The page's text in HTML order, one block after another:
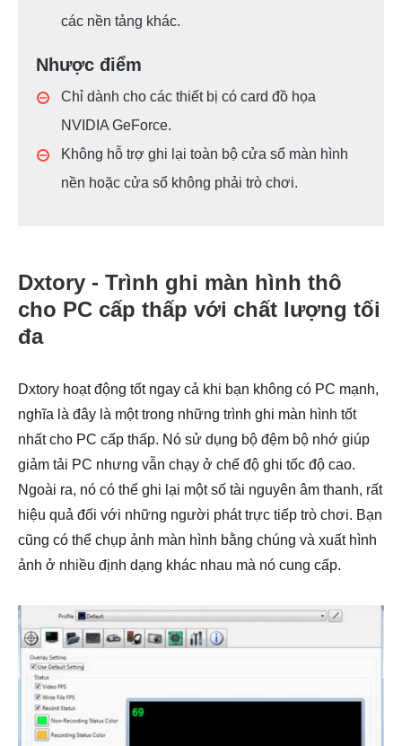
các nền tảng khác.
Nhược điểm
Chỉ dành cho các thiết bị có card đồ họa
NVIDIA GeForce.
Không hỗ trợ ghi lại toàn bộ cửa sổ màn hình
nền hoặc cửa sổ không phải trò chơi.
Dxtory - Trình ghi màn hình thô
cho PC cấp thấp với chất lượng tối
đa
Dxtory hoạt động tốt ngay cả khi bạn không có PC mạnh,
nghĩa là đây là một trong những trình ghi màn hình tốt
nhất cho PC cấp thấp. Nó sử dụng bộ đệm bộ nhớ giúp
giảm tải PC nhưng vẫn chạy ở chế độ ghi tốc độ cao.
Ngoài ra, nó có thể ghi lại một số tài nguyên âm thanh, rất
hiệu quả đối với những người phát trực tiếp trò chơi. Bạn
cũng có thể chụp ảnh màn hình bằng chúng và xuất hình
ảnh ở nhiều định dạng khác nhau mà nó cung cấp.